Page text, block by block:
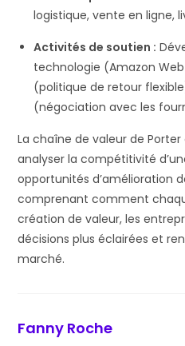
logistique, vente en ligne,
Activités de soutien :
technologie (Amazon
(politique de retour
(négociation avec les
La chaîne de valeur de
analyser la compétitivité
opportunités d’amélioration
comprenant comment
création de valeur, les
décisions plus éclairées et
marché.
Fanny Roche